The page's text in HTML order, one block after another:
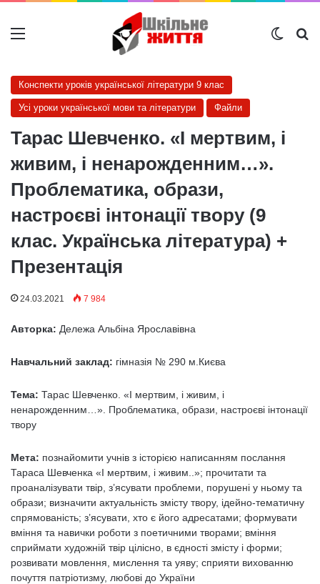
Меню
Конспекти уроків української літератури 9 клас
Усі уроки української мови та літератури Файли
Тарас Шевченко. «І мертвим, і
живим, і ненарожденним…».
Проблематика, образи,
настроєві інтонації твору (9
клас. Українська література) +
Презентація
24.03.2021 7 984
Авторка: Дележа Альбіна Ярославівна
Навчальний заклад: гімназія № 290 м.Києва
Тема: Тарас Шевченко. «І мертвим, і живим, і
ненарожденним…». Проблематика, образи, настроєві інтонації
твору
Мета: познайомити учнів з історією написанням послання
Тараса Шевченка «І мертвим, і живим..»; прочитати та
проаналізувати твір, з’ясувати проблеми, порушені у ньому та
образи; визначити актуальність змісту твору, ідейно-тематичну
спрямованість; з’ясувати, хто є його адресатами; формувати
вміння та навички роботи з поетичними творами; вміння
сприймати художній твір цілісно, в єдності змісту і форми;
розвивати мовлення, мислення та уяву; сприяти вихованню
почуття патріотизму, любові до України